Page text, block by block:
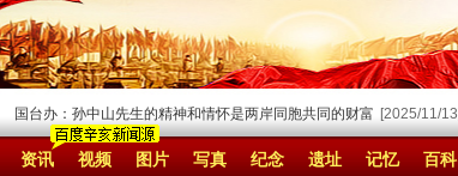
国台办：孙中山先生的精神和情怀是两岸同胞共同的财富 [2025/11/13]
资讯 视频 图片 写真 纪念 遗址 记忆 百科